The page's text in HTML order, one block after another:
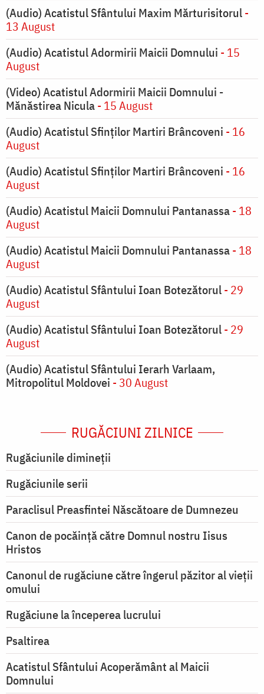
(Audio) Acatistul Sfântului Maxim Mărturisitorul-
13 August
(Audio) Acatistul Adormirii Maicii Domnului - 15
August
(Video) Acatistul Adormirii Maicii Domnului -
Mănăstirea Nicula- 15 August
(Audio) Acatistul Sfinților Martiri Brâncoveni - 16
August
(Audio) Acatistul Sfinților Martiri Brâncoveni - 16
August
(Audio) Acatistul Maicii Domnului Pantanassa- 18
August
(Audio) Acatistul Maicii Domnului Pantanassa- 18
August
(Audio) Acatistul Sfântului Ioan Botezătorul- 29
August
(Audio) Acatistul Sfântului Ioan Botezătorul- 29
August
(Audio) Acatistul Sfântului Ierarh Varlaam,
Mitropolitul Moldovei - 30 August
RUGĂCIUNI ZILNICE
Rugăciunile dimineții
Rugăciunile serii
Paraclisul Preasfintei Născătoare de Dumnezeu
Canon de pocăință către Domnul nostru Iisus
Hristos
Canonul de rugăciune către îngerul păzitor al vieții
omului
Rugăciune la începerea lucrului
Psaltirea
Acatistul Sfântului Acoperământ al Maicii
Domnului